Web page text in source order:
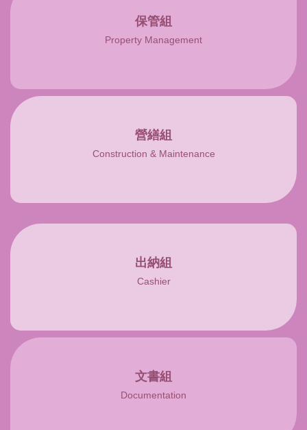
保管組
Property Management
營繕組
Construction & Maintenance
出納組
Cashier
文書組
Documentation